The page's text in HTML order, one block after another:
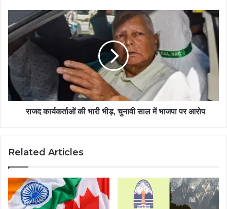
राजद कार्यकर्ताओं की भारी भीड़, चुनावी साल में भाजपा पर आरोप
Related Articles